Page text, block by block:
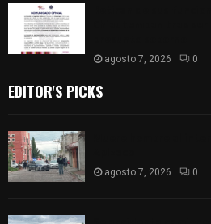
agosto 7, 2026 0
EDITOR'S PICKS
agosto 7, 2026 0